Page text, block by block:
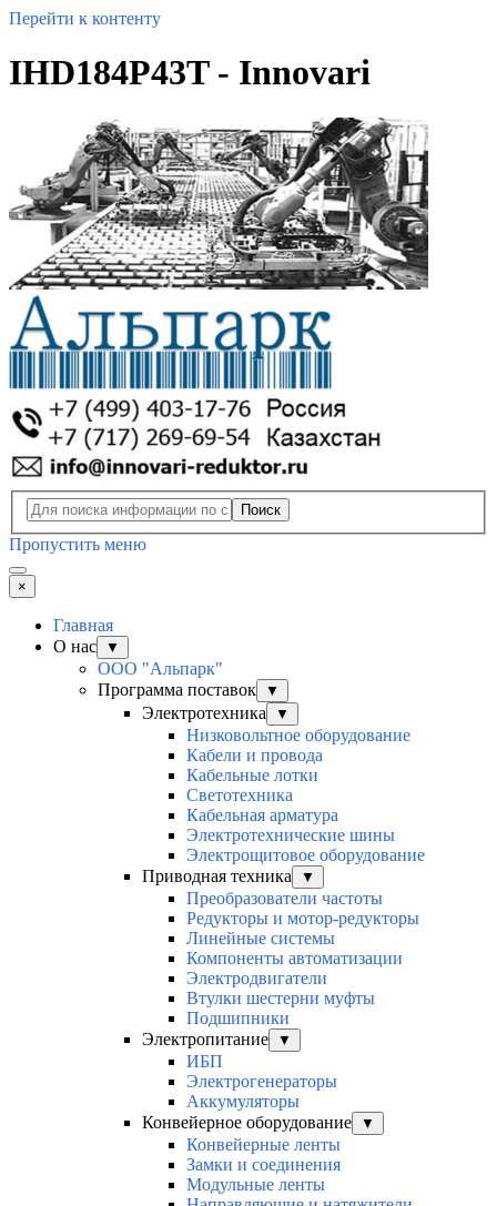
Перейти к контенту
IHD184P43T - Innovari
Поиск
Пропустить меню
×
Главная
О нас
▼
ООО "Альпарк"
Программа поставок
▼
Электротехника ▼
Низковольтное оборудование
Кабели и провода
Кабельные лотки
Светотехника
Кабельная арматура
Электротехнические шины
Электрощитовое оборудование
Приводная техника
▼
Преобразователи частоты
Редукторы и мотор-редукторы
Линейные системы
Компоненты автоматизации
Электродвигатели
Втулки шестерни муфты
Подшипники
Электропитание
▼
ИБП
Электрогенераторы
Аккумуляторы
Конвейерное оборудование
▼
Конвейерные ленты
Замки и соединения
Модульные ленты